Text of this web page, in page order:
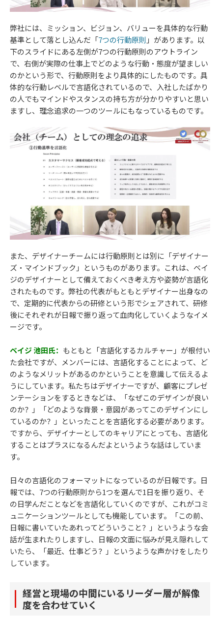
弊社には、ミッション、ビジョン、バリューを具体的な行動
基準として落とし込んだ「7つの行動原則 」があります。以
下のスライドにある左側が7つの行動原則のアウトライン
で、右側が実際の仕事上でどのような行動・態度が望ましい
のかという形で、行動原則をより具体的にしたものです。具
体的な行動レベルで言語化されているので、入社したばかり
の人でもマインドやスタンスの持ち方が分かりやすいと思い
ますし、理念追求の一つのツールにもなっているものです。
また、デザイナーチームには行動原則とは別に「デザイナー
ズ・マインドブック」というものがあります。これは、ベイ
ジのデザイナーとして備えておくべき考え方や姿勢が言語化
されたものです。弊社の代表がもともとデザイナー出身なの
で、定期的に代表からの研修という形でシェアされて、研修
後にそれぞれが日報で振り返って血肉化していくようなイメ
ージです。
ベイジ 池田氏： もともと「言語化するカルチャー」が根付い
た会社ですが、メンバーには、言語化することによって、ど
のようなメリットがあるのかということを意識して伝えるよ
うにしています。私たちはデザイナーですが、顧客にプレゼ
ンテーションをするときなどは、「なぜこのデザインが良い
のか？」「どのような背景・意図があってこのデザインにし
ているのか？」といったことを言語化する必要があります。
ですから、デザイナーとしてのキャリアにとっても、言語化
することはプラスになるんだよというような話はしていま
す。
日々の言語化のフォーマットになっているのが日報です。日
報では、7つの行動原則から1つを選んで1日を振り返り、そ
の日学んだことなどを言語化していくのですが、これがコミ
ュニケーションツールとしても機能しています。「この前、
日報に書いていたあれってどういうこと？」というような会
話が生まれたりしますし、日報の文面に悩みが見え隠れして
いたら、「最近、仕事どう？」というような声かけをしたり
しています。
経営と現場の中間にいるリーダー層が解像
度を合わせていく